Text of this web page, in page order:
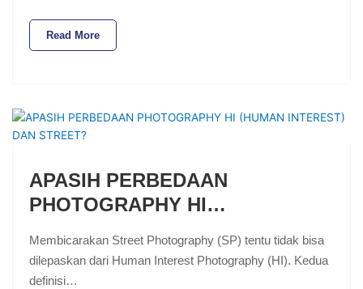
Read More
APASIH PERBEDAAN
PHOTOGRAPHY HI…
Membicarakan Street Photography (SP) tentu tidak bisa
dilepaskan dari Human Interest Photography (HI). Kedua
definisi…